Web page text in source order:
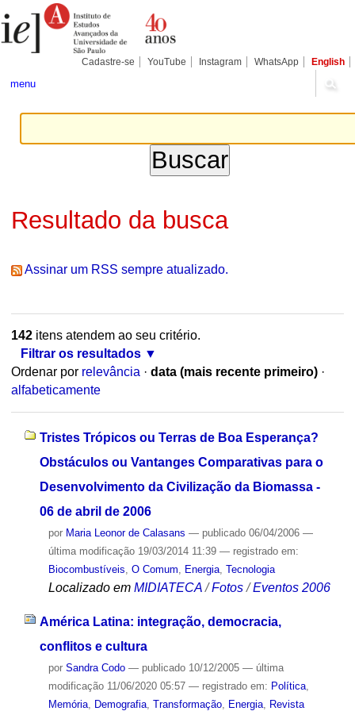
para
conteúdo.
Pessoais
Cadastre-se YouTube Instagram WhatsApp English
menu
Resultado da busca
Assinar um RSS sempre atualizado.
142itens atendem ao seu critério.
Filtrar os resultados
Ordenar por relevância · data (mais recente primeiro) ·
alfabeticamente
Tristes Trópicos ou Terras de Boa Esperança?
Obstáculos ou Vantanges Comparativas para o
Desenvolvimento da Civilização da Biomassa -
06 de abril de 2006
por Maria Leonor de Calasans — publicado06/04/2006 —
última modificação19/03/2014 11:39 — registrado em:
Biocombustíveis O Comum Energia, Tecnologia
Localizado em MIDIATECA /Fotos /Eventos 2006
América Latina: integração, democracia,
conflitos e cultura
por Sandra Codo — publicado10/12/2005 — última
modificação11/06/2020 05:57 — registrado em: Política,
Memória, Demografia, Transformação, Energia, Revista